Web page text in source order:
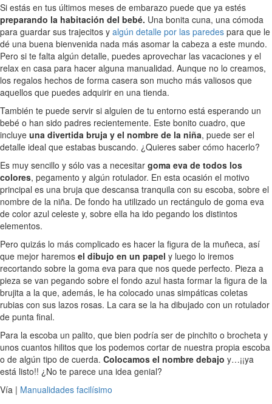
Si estás en tus últimos meses de embarazo puede que ya estés
preparando la habitación del bebé. Una bonita cuna, una cómoda
para guardar sus trajecitos y algún detalle por las paredes para que le
dé una buena bienvenida nada más asomar la cabeza a este mundo.
Pero si te falta algún detalle, puedes aprovechar las vacaciones y el
relax en casa para hacer alguna manualidad. Aunque no lo creamos,
los regalos hechos de forma casera son mucho más valiosos que
aquellos que puedes adquirir en una tienda.
También te puede servir si alguien de tu entorno está esperando un
bebé o han sido padres recientemente. Este bonito cuadro, que
incluye una divertida bruja y el nombre de la niña, puede ser el
detalle ideal que estabas buscando. ¿Quieres saber cómo hacerlo?
Es muy sencillo y sólo vas a necesitar goma eva de todos los
colores, pegamento y algún rotulador. En esta ocasión el motivo
principal es una bruja que descansa tranquila con su escoba, sobre el
nombre de la niña. De fondo ha utilizado un rectángulo de goma eva
de color azul celeste y, sobre ella ha ido pegando los distintos
elementos.
Pero quizás lo más complicado es hacer la figura de la muñeca, así
que mejor haremos el dibujo en un papel y luego lo iremos
recortando sobre la goma eva para que nos quede perfecto. Pieza a
pieza se van pegando sobre el fondo azul hasta formar la figura de la
brujita a la que, además, le ha colocado unas simpáticas coletas
rubias con sus lazos rosas. La cara se la ha dibujado con un rotulador
de punta final.
Para la escoba un palito, que bien podría ser de pinchito o brocheta y
unos cuantos hilitos que los podemos cortar de nuestra propia escoba
o de algún tipo de cuerda. Colocamos el nombre debajo y…¡¡ya
está listo!! ¿No te parece una idea genial?
Vía | Manualidades facilísimo